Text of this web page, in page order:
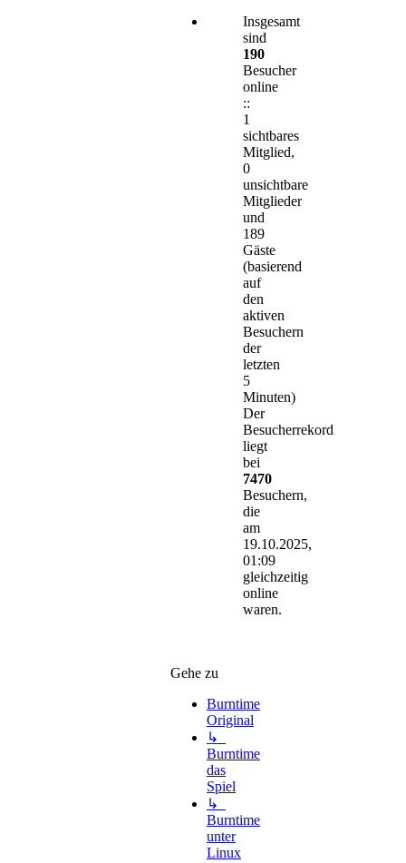
Insgesamt
sind
190
Besucher
online
::
1
sichtbares
Mitglied,
0
unsichtbare
Mitglieder
und
189
Gäste
(basierend
auf
den
aktiven
Besuchern
der
letzten
5
Minuten)
Der
Besucherrekord
liegt
bei
7470
Besuchern,
die
am
19.10.2025,
01:09
gleichzeitig
online
waren.
Gehe zu
Burntime
Original
↳
Burntime
das
Spiel
↳
Burntime
unter
Linux